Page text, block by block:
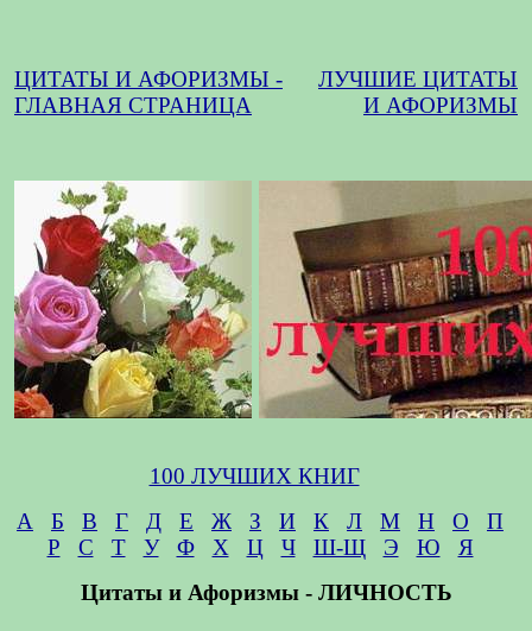
ЦИТАТЫ И АФОРИЗМЫ -
ГЛАВНАЯ СТРАНИЦА
ЛУЧШИЕ ЦИТАТЫ
И АФОРИЗМЫ
100 ЛУЧШИХ КНИГ
А
Б В Г Д Е Ж З И К Л М Н О
П
Р
С Т У Ф Х Ц Ч Ш-Щ Э Ю
Я
Цитаты и Афоризмы - ЛИЧНОСТЬ